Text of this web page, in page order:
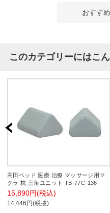
おすす
このカテゴリーにはこ
高田ベッド 医療 治療 マッサージ用マ
クラ 枕 三角ユニット TB-77C-136
15,890円(税込)
14,446円(税抜)